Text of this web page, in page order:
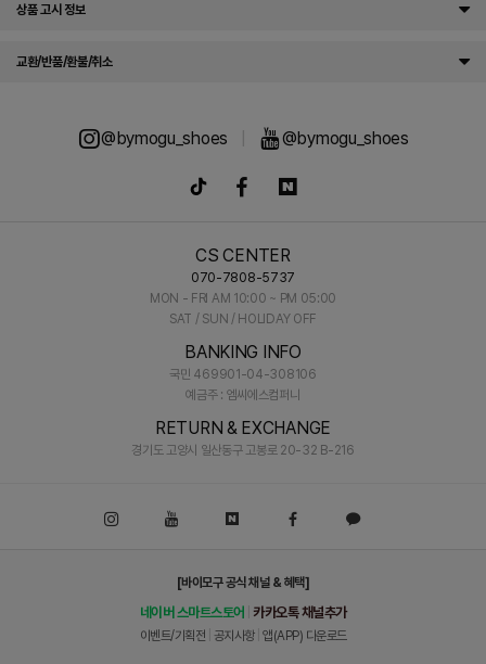
상품 고시 정보
교환/반품/환불/취소
@bymogu_shoes @bymogu_shoes
CS CENTER
070-7808-5737
MON - FRI AM 10:00 ~ PM 05:00
SAT / SUN / HOLIDAY OFF
BANKING INFO
국민 469901-04-308106
예금주 : 엠씨에스컴퍼니
RETURN & EXCHANGE
경기도 고양시 일산동구 고봉로 20-32 B-216
[바이모구 공식 채널 & 혜택]
네이버 스마트스토어 카카오톡 채널추가
이벤트/기획전 공지사항 앱(APP) 다운로드